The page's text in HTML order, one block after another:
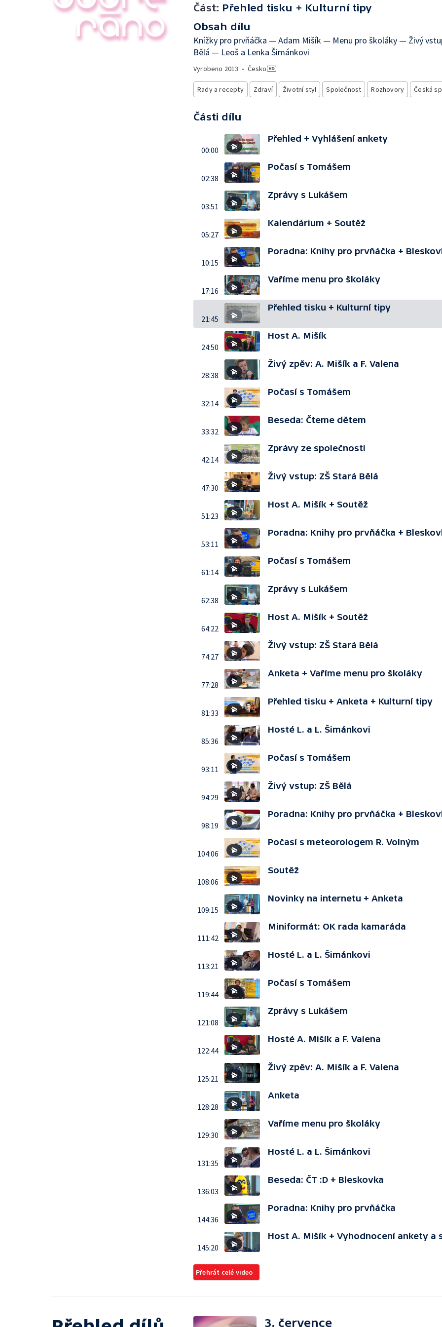
Část: Přehled tisku + Kulturní tipy
Obsah dílu
Knížky pro prvňáčka — Adam Mišík — Menu pro školáky — Živý
Bělá — Leoš a Lenka Šimánkovi
Vyrobeno 2013 • Česko
Rady a recepty Zdraví Životní styl Společnost Rozhovory Česká
Části dílu
00:00
Přehled + Vyhlášení ankety
02:38
Počasí s Tomášem
03:51
Zprávy s Lukášem
05:27
Kalendárium + Soutěž
10:15
Poradna: Knihy pro prvňáčka +
17:16
Vaříme menu pro školáky
21:45
Přehled tisku + Kulturní tipy
24:50
Host A. Mišík
28:38
Živý zpěv: A. Mišík a F. Valena
32:14
Počasí s Tomášem
33:32
Beseda: Čteme dětem
42:14
Zprávy ze společnosti
47:30
Živý vstup: ZŠ Stará Bělá
51:23
Host A. Mišík + Soutěž
53:11
Poradna: Knihy pro prvňáčka +
61:14
Počasí s Tomášem
62:38
Zprávy s Lukášem
64:22
Host A. Mišík + Soutěž
74:27
Živý vstup: ZŠ Stará Bělá
77:28
Anketa + Vaříme menu pro školáky
81:33
Přehled tisku + Anketa + Kulturní tipy
85:36
Hosté L. a L. Šimánkovi
93:11
Počasí s Tomášem
94:29
Živý vstup: ZŠ Bělá
98:19
Poradna: Knihy pro prvňáčka +
104:06
Počasí s meteorologem R. Volným
108:06
Soutěž
109:15
Novinky na internetu + Anketa
111:42
Miniformát: OK rada kamaráda
113:21
Hosté L. a L. Šimánkovi
119:44
Počasí s Tomášem
121:08
Zprávy s Lukášem
122:44
Hosté A. Mišík a F. Valena
125:21
Živý zpěv: A. Mišík a F. Valena
128:28
Anketa
129:30
Vaříme menu pro školáky
131:35
Hosté L. a L. Šimánkovi
136:03
Beseda: ČT :D + Bleskovka
144:36
Poradna: Knihy pro prvňáčka
145:20
Host A. Mišík + Vyhodnocení ankety a
Přehrát celé video
3. července